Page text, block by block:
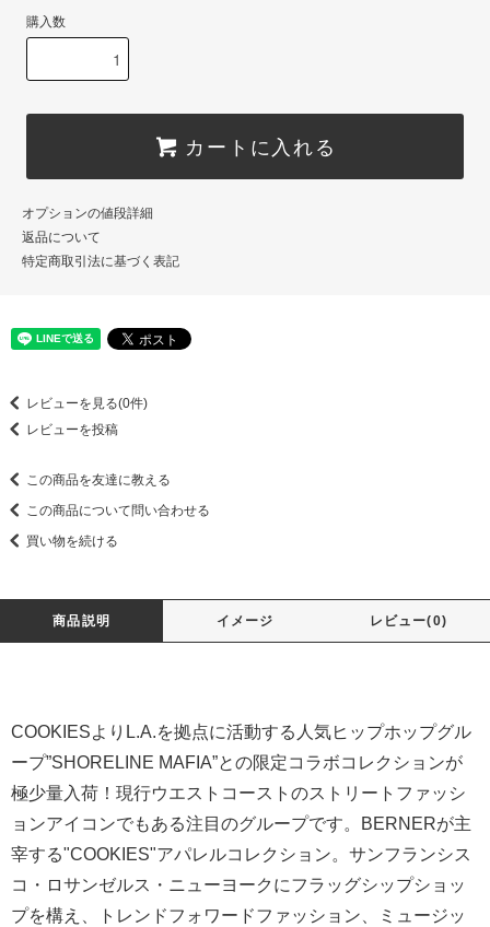
購入数
カートに入れる
オプションの値段詳細
返品について
特定商取引法に基づく表記
レビューを見る(0件)
レビューを投稿
この商品を友達に教える
この商品について問い合わせる
買い物を続ける
商品説明 イメージ レビュー(0)
COOKIESよりL.A.を拠点に活動する人気ヒップホップグル
ープ”SHORELINE MAFIA”との限定コラボコレクションが
極少量入荷！現行ウエストコーストのストリートファッシ
ョンアイコンでもある注目のグループです。BERNERが主
宰する"COOKIES"アパレルコレクション。サンフランシス
コ・ロサンゼルス・ニューヨークにフラッグシップショッ
プを構え、トレンドフォワードファッション、ミュージッ